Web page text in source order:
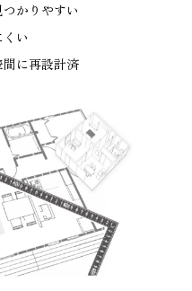
かりやすい
い
に再設計済